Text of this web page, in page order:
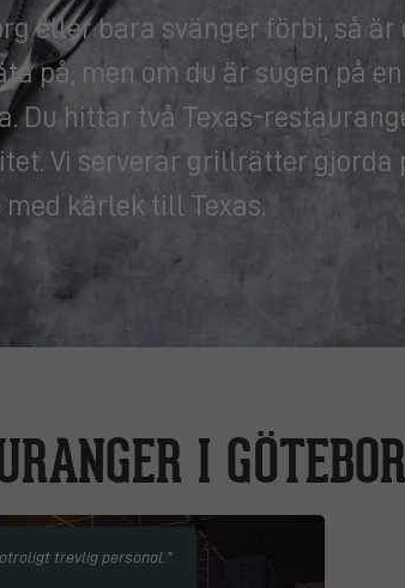
eller bara svänger förbi, så är
på, men om du är sugen på
Du hittar två Texas-
Vi serverar grillrätter gjorda
kärlek till Texas.
I
trevlig personal."